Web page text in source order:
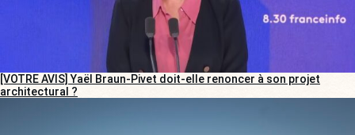
[VOTRE AVIS] Yaël Braun-Pivet doit-elle renoncer à son projet
architectural ?